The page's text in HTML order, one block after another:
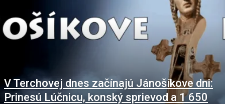
V Terchovej dnes začínajú Jánošíkove dni:
Prinesú Lúčnicu, konský sprievod a 1 650